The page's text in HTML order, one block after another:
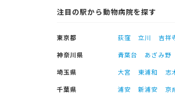
注目の駅から動物病院を探す
東京都 荻窪 立川 吉祥
神奈川県
青葉台 あざみ野
埼玉県
大宮 東浦和 志
千葉県
浦安 新浦安 京